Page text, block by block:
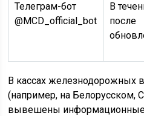
Телеграм-бот
@MCD_official_bot
В
после
В кассах железнодорожных
(например, на Белорусском,
вывешены